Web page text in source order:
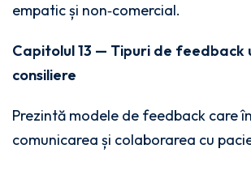
empatic și non‑comercial.
Capitolul 13 — Tipuri de feedback
consiliere
Prezintă modele de feedback care
comunicarea și colaborarea cu